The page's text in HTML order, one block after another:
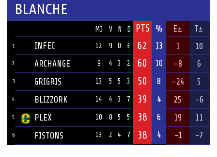
BLANCHE
MJ V N D PTS % E± T±
1 INFEC 12 9 0 3 62 13 1 10
2 ARCHANGE 9 4 3 2 60 10 -8 6
3 GRIGRIS 13 5 5 3 50 8 -24 5
4 BLIZZORK 14 4 3 7 39 4 25 -6
5 PLEX 18 8 5 5 38 6 19 11
6 FISTONS 13 2 4 7 38 4 -1 -7